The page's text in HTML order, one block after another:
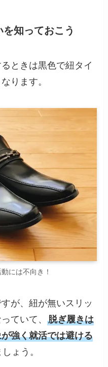
知っておこう
ときは黒色で紐タイ
ります。
には不向き！
が、紐が無いスリッ
ていて、脱ぎ履きは
強く就活では避ける
ょう。